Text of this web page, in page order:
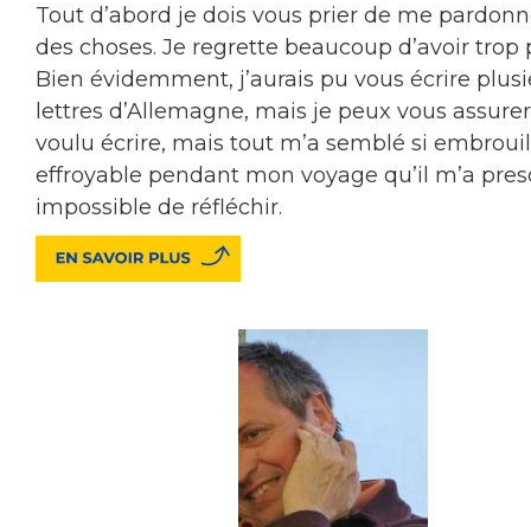
Tout d’abord je dois vous prier de me
des choses. Je regrette beaucoup d’avoir trop
Bien évidemment, j’aurais pu vous écrire
lettres d’Allemagne, mais je peux vous assurer
voulu écrire, mais tout m’a semblé si
effroyable pendant mon voyage qu’il m’a
impossible de réfléchir.